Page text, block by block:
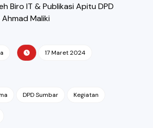
Biro IT & Publikasi Apitu DPD
Maliki
17 Maret 2024
DPD Sumbar Kegiatan